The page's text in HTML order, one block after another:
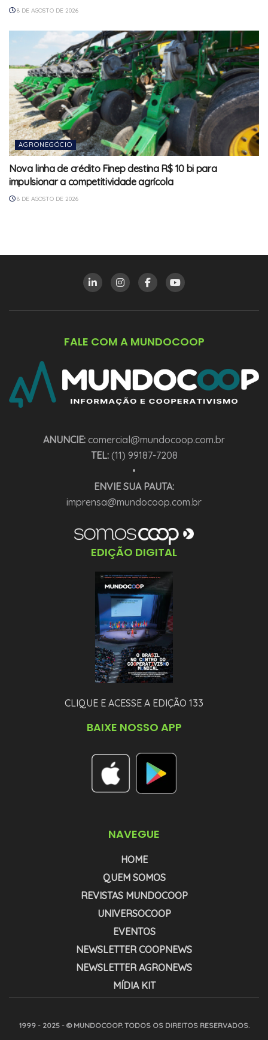
8 DE AGOSTO DE 2026
AGRONEGÓCIO
Nova linha de crédito Finep destina R$ 10 bi para
impulsionar a competitividade agrícola
8 DE AGOSTO DE 2026
FALE COM A MUNDOCOOP
ANUNCIE: comercial@mundocoop.com.br
TEL:(11) 99187-7208
•
ENVIE SUA PAUTA:
imprensa@mundocoop.com.br
EDIÇÃO DIGITAL
CLIQUE E ACESSE A EDIÇÃO 133
BAIXE NOSSO APP
NAVEGUE
HOME
QUEM SOMOS
REVISTAS MUNDOCOOP
UNIVERSOCOOP
EVENTOS
NEWSLETTER COOPNEWS
NEWSLETTER AGRONEWS
MÍDIA KIT
1999 - 2025 - © MUNDOCOOP. TODOS OS DIREITOS RESERVADOS.